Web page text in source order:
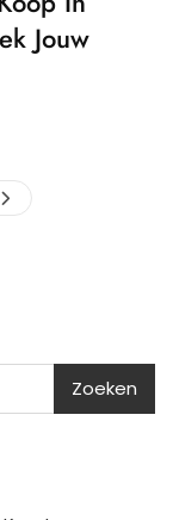
Jouw
Zoeken